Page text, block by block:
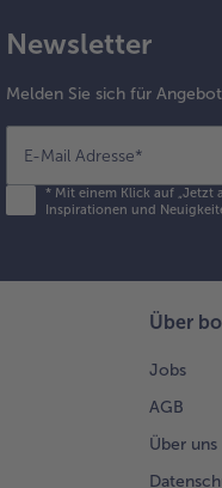
Newsletter
Melden Sie sich für
E-Mail Adresse*
*Mit einem Klick auf „Jetzt
Inspirationen und
Über
Jobs
AGB
Über uns